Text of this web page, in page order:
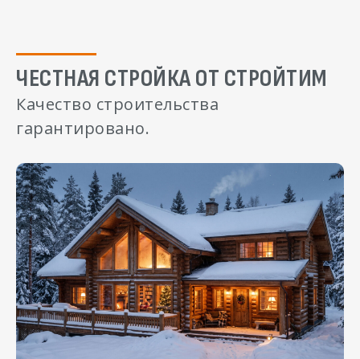
ЧЕСТНАЯ СТРОЙКА ОТ СТРОЙТИМ
Качество строительства
гарантировано.